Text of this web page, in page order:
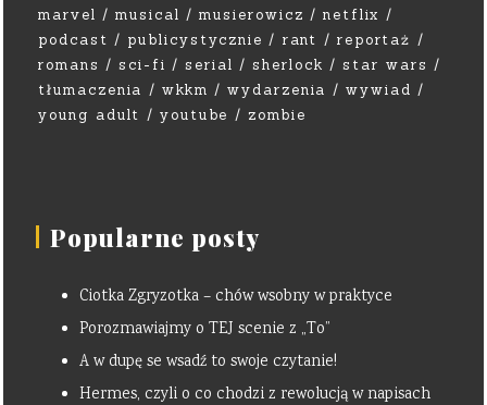
marvel
musical musierowicz
netflix
podcast
publicystycznie rant
reportaż
romans
sci-fi serial sherlock
star wars
tłumaczenia
wkkm wydarzenia
wywiad
young adult
youtube zombie
Popularne posty
Ciotka Zgryzotka – chów wsobny w praktyce
Porozmawiajmy o TEJ scenie z „To”
A w dupę se wsadź to swoje czytanie!
Hermes, czyli o co chodzi z rewolucją w napisach